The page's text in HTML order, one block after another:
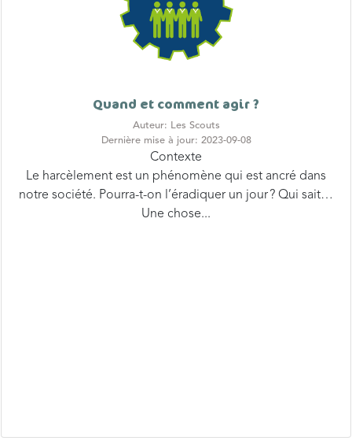
Auteur: Les Scouts
Dernière mise à jour: 2023-09-08
Contexte
Le harcèlement est un phénomène qui est ancré dans
notre société. Pourra-t-on l’éradiquer un jour ? Qui sait…
Une chose...
1 … 54 55 56 57 58 59 60 Volgende »